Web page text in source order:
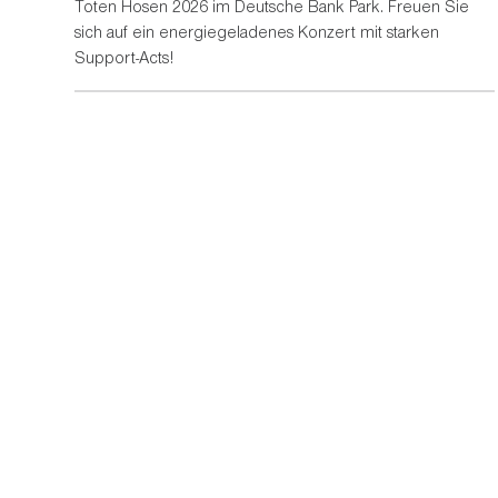
Toten Hosen 2026 im Deutsche Bank Park. Freuen Sie
sich auf ein energiegeladenes Konzert mit starken
Support-Acts!